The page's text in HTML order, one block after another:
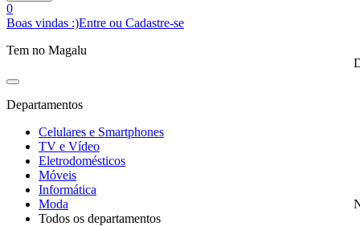
0
Boas vindas :)Entre ou Cadastre-se
Tem no Magalu
Departamentos
Celulares e Smartphones
TV e Vídeo
Eletrodomésticos
Móveis
Informática
Moda
Todos os departamentos